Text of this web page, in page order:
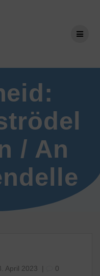
/ An
April 2023 | 0